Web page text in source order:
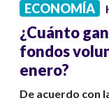
ECONOMÍA
¿Cuánto
fondos
enero?
De acuerdo con